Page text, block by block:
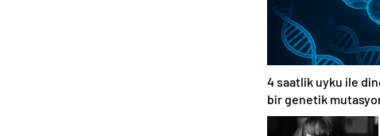
4 saatlik uyku ile
bir genetik